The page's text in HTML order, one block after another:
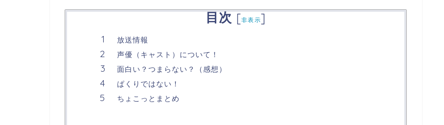
目次 [非表示]
放送情報
声優（キャスト）について！
面白い？つまらない？（感想）
ぱくりではない！
ちょこっとまとめ